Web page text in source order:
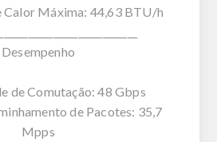
Calor Máxima: 44,63 BTU/h
Desempenho
de Comutação: 48 Gbps
de Pacotes: 35,7
Mpps